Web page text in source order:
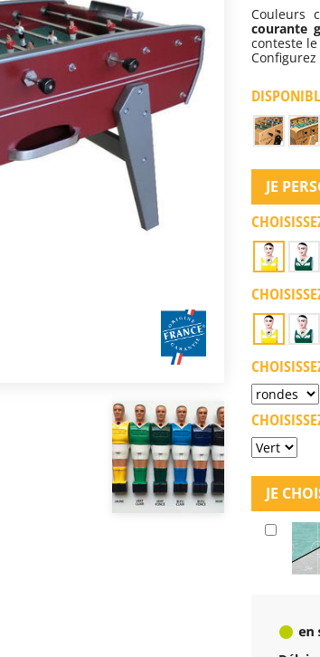
Couleurs
courante
conteste
JE
JE